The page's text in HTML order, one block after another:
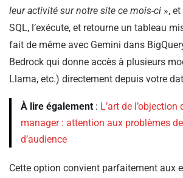
leur activité sur notre site ce mois-ci »,
SQL, l’exécute, et retourne un tableau
fait de même avec Gemini dans
Bedrock qui donne accès à plusieurs
Llama, etc.) directement depuis votre
À lire également : L’art de
manager : attention aux problèmes
d’audience
Cette option convient parfaitement aux